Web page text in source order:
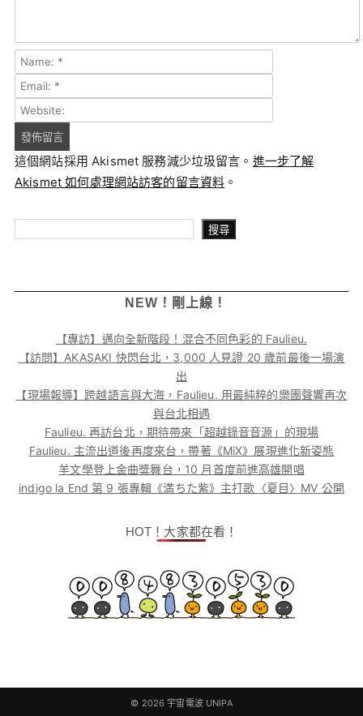
這個網站採用 Akismet 服務減少垃圾留言。 進一步了解
Akismet 如何處理網站訪客的留言資料 。
搜尋
NEW！剛上線！
【專訪】邁向全新階段！混合不同色彩的 Faulieu.
【訪問】AKASAKI 快閃台北，3,000 人見證 20 歲前最後一場演
出
【現場報導】跨越語言與大海，Faulieu. 用最純粹的樂團聲響再次
與台北相遇
Faulieu. 再訪台北，期待帶來「超越錄音音源」的現場
Faulieu. 主流出道後再度來台，帶著《MiX》展現進化新姿態
羊文學登上金曲獎舞台，10 月首度前進高雄開唱
indigo la End 第 9 張專輯《満ちた紫》主打歌〈夏目〉MV 公開
HOT！大家都在看！
© 2026宇宙電波 UNIPA